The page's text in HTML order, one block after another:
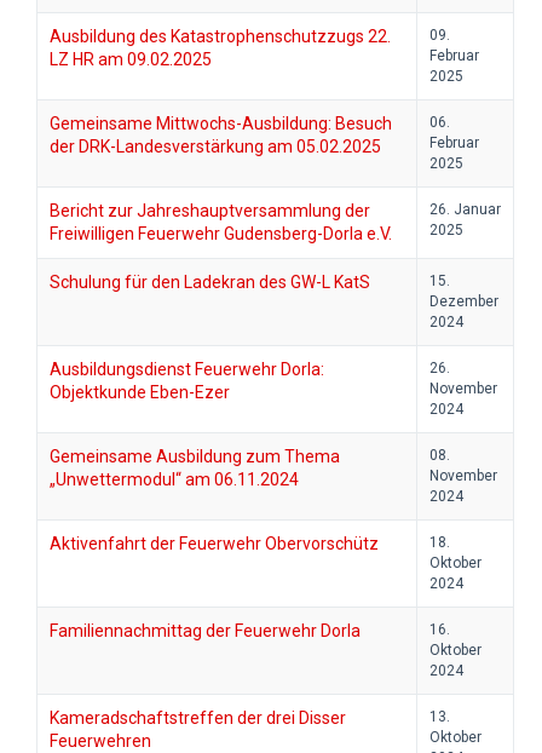
Ausbildung des Katastrophenschutzzugs 22.
LZ HR am 09.02.2025
09.
Februar
2025
Gemeinsame Mittwochs-Ausbildung: Besuch
der DRK-Landesverstärkung am 05.02.2025
06.
Februar
2025
Bericht zur Jahreshauptversammlung der
Freiwilligen Feuerwehr Gudensberg-Dorla e.V.
26. Januar
2025
Schulung für den Ladekran des GW-L KatS
15.
Dezember
2024
Ausbildungsdienst Feuerwehr Dorla:
Objektkunde Eben-Ezer
26.
November
2024
Gemeinsame Ausbildung zum Thema
„Unwettermodul“ am 06.11.2024
08.
November
2024
Aktivenfahrt der Feuerwehr Obervorschütz
18.
Oktober
2024
Familiennachmittag der Feuerwehr Dorla
16.
Oktober
2024
Kameradschaftstreffen der drei Disser
Feuerwehren
13.
Oktober